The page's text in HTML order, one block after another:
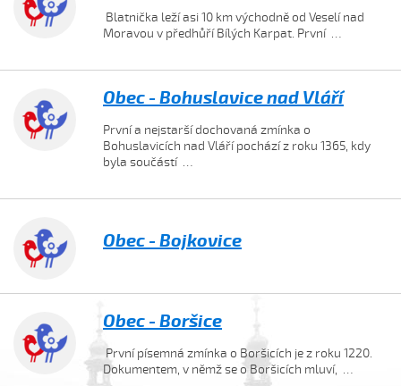
Blatnička leží asi 10 km východně od Veselí nad
Moravou v předhůří Bílých Karpat. První …
Obec - Bohuslavice nad Vláří
První a nejstarší dochovaná zmínka o
Bohuslavicích nad Vláří pochází z roku 1365, kdy
byla součástí …
Obec - Bojkovice
Obec - Boršice
První písemná zmínka o Boršicích je z roku 1220.
Dokumentem, v němž se o Boršicích mluví, …